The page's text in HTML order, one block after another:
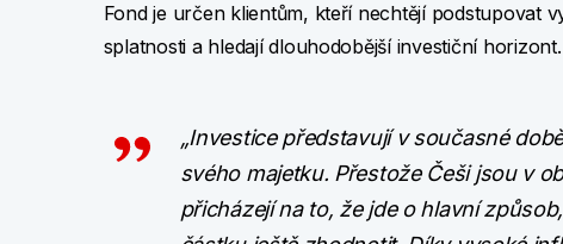
Fond je určen klientům, kteří nechtějí podstupovat
splatnosti a hledají dlouhodobější investiční horizont.
„Investice představují v současné
svého majetku. Přestože Češi jsou v
přicházejí na to, že jde o hlavní